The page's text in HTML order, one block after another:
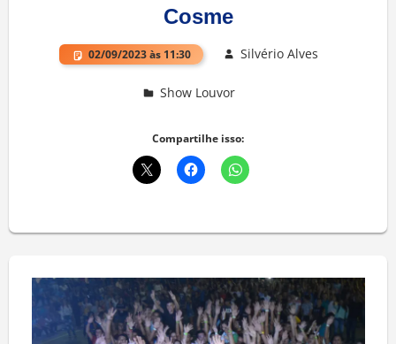
Cosme
02/09/2023 às 11:30 Silvério Alves
Show Louvor
Compartilhe isso: